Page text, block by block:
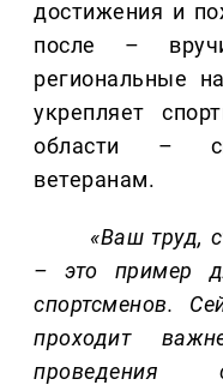
достижения и
после –
региональные
укрепляет
области –
ветеранам.
«Ваш труд,
– это пример
спортсменов.
проходит
проведения